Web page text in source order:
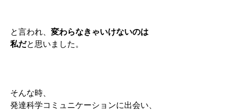
と言われ、 変わらなきゃいけないのは
私だと思いました。
そんな時、
発達科学コミュニケーションに出会い、